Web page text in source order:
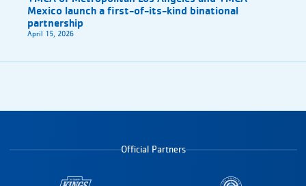
Mexico launch a first-of-its-kind binational
partnership
April 15, 2026
Official Partners